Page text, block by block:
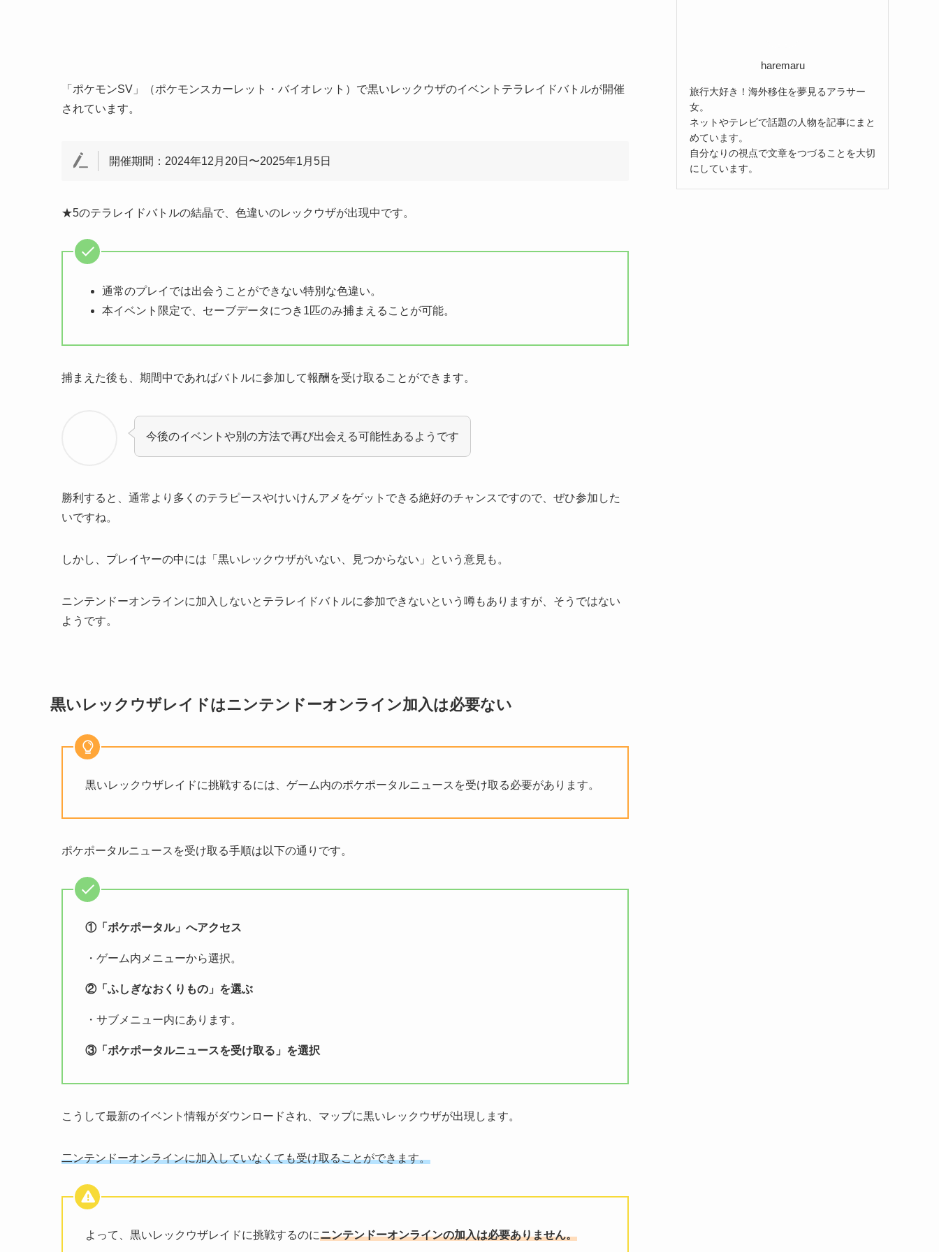
「ポケモンSV」（ポケモンスカーレット・バイオレット）で黒いレックウザのイベントテラレイドバトルが開催
されています。
開催期間：2024年12月20日〜2025年1月5日
★5のテラレイドバトルの結晶で、 色違いのレックウザが出現中です。
通常のプレイでは出会うことができない特別な色違い。
本イベント限定で、セーブデータにつき1匹のみ捕まえることが可能。
捕まえた後も、期間中であればバトルに参加して報酬を受け取ることができます。
今後のイベントや別の方法で再び出会える可能性あるようです
勝利すると、通常より多くのテラピースやけいけんアメ をゲットできる絶好のチャンスですので、ぜひ参加した
いですね。
しかし、プレイヤーの中には「黒いレックウザがいない、見つからない」という意見も。
ニンテンドーオンラインに加入しないと テラレイドバトルに参加できないという噂もありますが、そうではない
ようです。
黒いレックウザレイドはニンテンドーオンライン加入は必要ない
黒いレックウザレイドに挑戦するには、ゲーム内のポケポータルニュースを受け取る必要があります。
ポケポータルニュースを受け取る手順は以下の通りです。
①「ポケポータル」へアクセス
・ゲーム内メニューから選択。
②「ふしぎなおくりもの」を選ぶ
・サブメニュー内にあります。
③「ポケポータルニュースを受け取る」を選択
こうして最新のイベント情報がダウンロードされ、マップに黒いレックウザが出現します。
二ンテンドーオンラインに加入していなくても受け取ることができます。
よって、 黒いレックウザレイドに挑戦するのにニンテンドーオンラインの加入は必要ありません。
haremaru
旅行大好き！海外移住を夢見るアラサー
女。
ネットやテレビで話題の人物を記事にまと
めています。
自分なりの視点で文章をつづることを大切
にしています。